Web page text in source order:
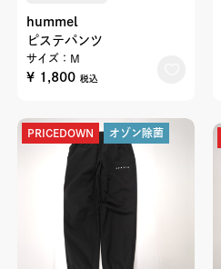
hummel
ピステパンツ
サイズ：M
¥ 1,800 税込
PRICEDOWN オゾン除菌